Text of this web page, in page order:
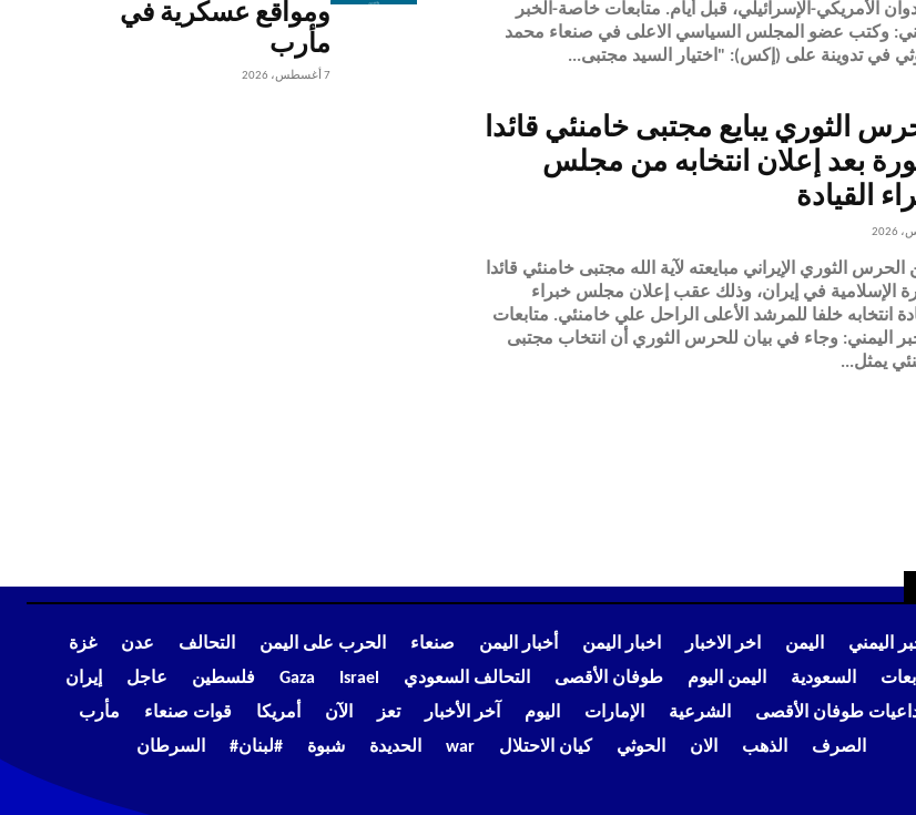
بالعدوان الأمريكي-الإسرائيلي، قبل أيام. متابعات خاصة-الخبر
اليمني: وكتب عضو المجلس السياسي الاعلى في صنعاء محمد
في تدوينة على (إكس): "اختيار السيد مجتبى...
الثوري يبايع مجتبى خامنئي قائدا
بعد إعلان انتخابه من مجلس
القيادة
الحرس الثوري الإيراني مبايعته لآية الله مجتبى خامنئي قائدا
الإسلامية في إيران، وذلك عقب إعلان مجلس خبراء
انتخابه خلفا للمرشد الأعلى الراحل علي خامنئي. متابعات
اليمني: وجاء في بيان للحرس الثوري أن انتخاب مجتبى
يمثل...
ومواقع عسكرية في
مأرب
7 أغسطس، 2026
اليمني اليمن اخر الاخبار اخبار اليمن أخبار اليمن صنعاء الحرب على اليمن التحالف عدن
غزة
السعودية اليمن اليوم طوفان الأقصى التحالف السعودي Israel
Gaza فلسطين عاجل
إيران
طوفان الأقصى
الشرعية الإمارات اليوم آخر الأخبار تعز الآن أمريكا قوات صنعاء
مأرب
الصرف
الذهب الان الحوثي كيان الاحتلال war الحديدة شبوة #لبنان# السرطان